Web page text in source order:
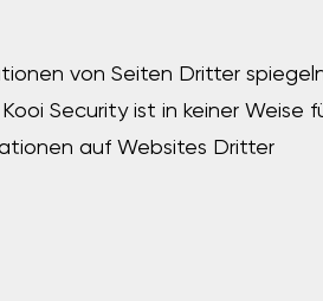
von Seiten Dritter
Security ist in keiner Weise
auf Websites Dritter